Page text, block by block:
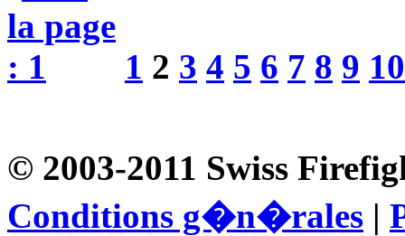
1 2 3 4 5 6 7 8 9 10
© 2003-2011 Swiss
Conditions g�n�rales |